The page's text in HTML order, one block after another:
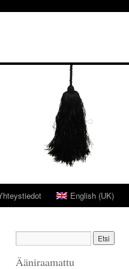
English (UK)
Ääniraamattu